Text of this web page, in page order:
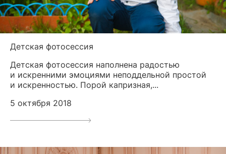
Детская фотосессия
Детская фотосессия наполнена радостью
и искренними эмоциями неподдельной простой
и искренностью. Порой капризная,...
5 октября 2018